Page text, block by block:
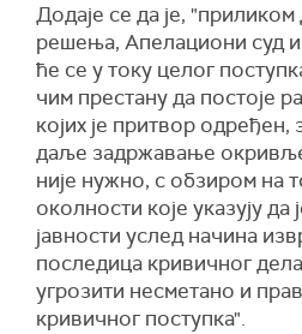
Додаје се да је,
решења, Апелациони суд
ће се у току целог
чим престану да постоје
којих је притвор одређен,
даље задржавање
није нужно, с обзиром на
околности које указују
јавности услед начина
последица кривичног
угрозити несметано и
кривичног поступка".